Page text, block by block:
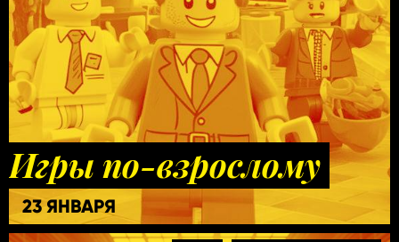
Игры по-взрослому
23 ЯНВАРЯ